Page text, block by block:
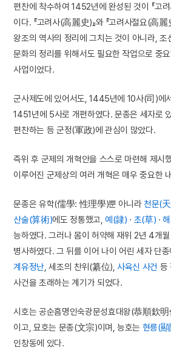
편찬에 착수하여 1452년에 완성된 것이 『고
이다. 『고려사(高麗史)』와 『고려사절요(高
왕조의 역사의 정리에 그치는 것이 아니라, 조
문화의 정리를 위해서도 필요한 작업으로 중
사업이었다.
군사제도에 있어서도, 1445년에 10사(司)에
1451년에 5사로 개편하였다. 문종은 세자로
편찬하는 등 군정(軍政)에 관심이 많았다.
즉위 후 군제의 개혁안을 스스로 마련해 제시
이루어진 군제상의 여러 개혁은 매우 중요한
문종은 유학(儒學: 性理學)뿐 아니라천문(
산술(算術)에도 정통했고, 예(隷) · 초(草) ·
능하였다. 그러나 몸이 허약해 재위 2년 4개
병사하였다. 그 뒤를 이어 나이 어린 세자 단종
계유정난 , 세조의 찬위(纂位),사육신 사건 등
사건을 초래하는 계기가 되었다.
시호는 공순흠명인숙광문성효대왕(恭順欽
이고, 묘호는 문종(文宗)이며, 능호는 현릉(
인창동에 있다.